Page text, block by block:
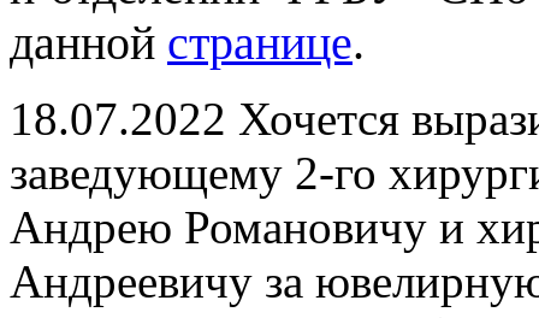
данной странице.
18.07.2022 Хочется
заведующему 2-го
Андрею Романовичу и
Андреевичу за